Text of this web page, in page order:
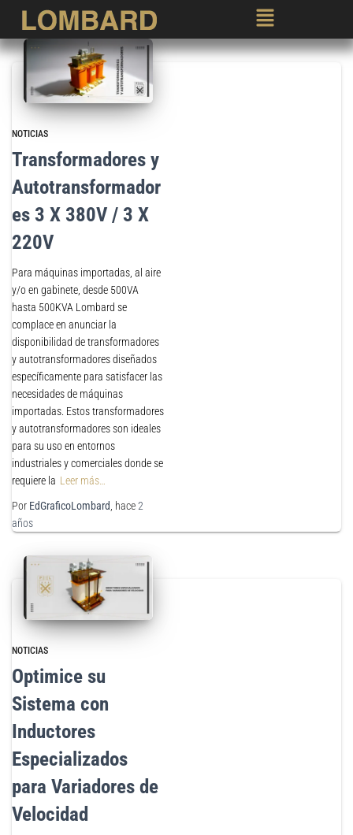
NOTICIAS
Transformadores y
Autotransformador
es 3 X 380V / 3 X
220V
Para máquinas importadas, al aire
y/o en gabinete, desde 500VA
hasta 500KVA Lombard se
complace en anunciar la
disponibilidad de transformadores
y autotransformadores diseñados
específicamente para satisfacer las
necesidades de máquinas
importadas. Estos transformadores
y autotransformadores son ideales
para su uso en entornos
industriales y comerciales donde se
requiere la Leer más…
Por EdGraficoLombard , hace2
años
NOTICIAS
Optimice su
Sistema con
Inductores
Especializados
para Variadores de
Velocidad